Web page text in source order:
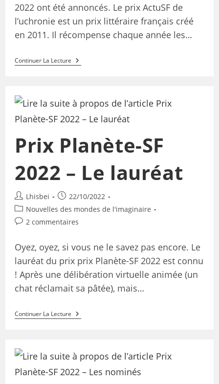
2022 ont été annoncés. Le prix ActuSF de
l’uchronie est un prix littéraire français créé
en 2011. Il récompense chaque année les…
Continuer La Lecture
Prix Planète-SF
2022 – Le lauréat
Lhisbei
22/10/2022
Nouvelles des mondes de l'imaginaire
2 commentaires
Oyez, oyez, si vous ne le savez pas encore. Le
lauréat du prix prix Planète-SF 2022 est connu
! Après une délibération virtuelle animée (un
chat réclamait sa pâtée), mais…
Continuer La Lecture